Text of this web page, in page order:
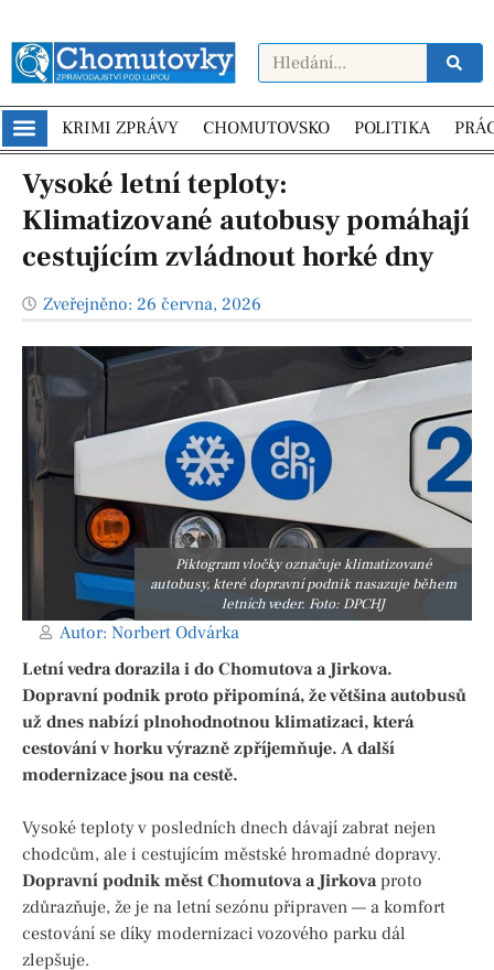
KRIMI ZPRÁVY CHOMUTOVSKO POLITIKA
Vysoké letní teploty:
Klimatizované autobusy pomáhají
cestujícím zvládnout horké dny
Zveřejněno: 26 června, 2026
Piktogram vločky označuje klimatizované
autobusy, které dopravní podnik nasazuje během
letních veder. Foto: DPCHJ
Autor: Norbert Odvárka
Letní vedra dorazila i do Chomutova a Jirkova.
Dopravní podnik proto připomíná, že většina autobusů
už dnes nabízí plnohodnotnou klimatizaci, která
cestování v horku výrazně zpříjemňuje. A další
modernizace jsou na cestě.
Vysoké teploty v posledních dnech dávají zabrat nejen
chodcům, ale i cestujícím městské hromadné dopravy.
Dopravní podnik měst Chomutova a Jirkovaproto
zdůrazňuje, že je na letní sezónu připraven — a komfort
cestování se díky modernizaci vozového parku dál
zlepšuje.